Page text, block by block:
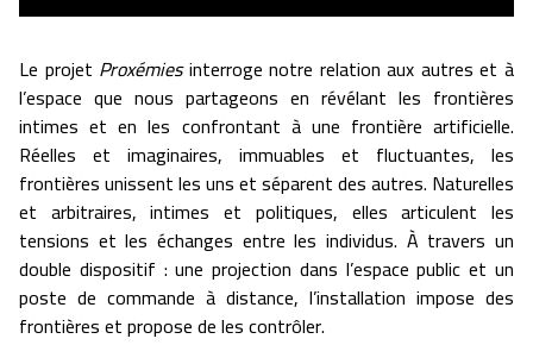
Le projet Proxémiesinterroge notre relation aux autres et à
l’espace que nous partageons en révélant les frontières
intimes et en les confrontant à une frontière artificielle.
Réelles et imaginaires, immuables et fluctuantes, les
frontières unissent les uns et séparent des autres. Naturelles
et arbitraires, intimes et politiques, elles articulent les
tensions et les échanges entre les individus. À travers un
double dispositif : une projection dans l’espace public et un
poste de commande à distance, l’installation impose des
frontières et propose de les contrôler.